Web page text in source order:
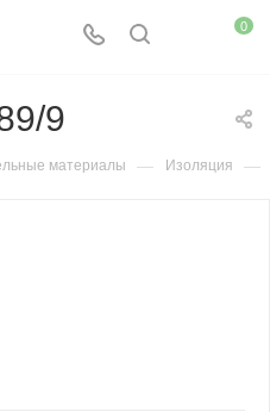
0
9
материалы — Изоляция —